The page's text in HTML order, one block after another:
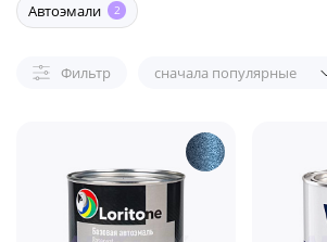
Автоэмали 2
Фильтр сначала популярные